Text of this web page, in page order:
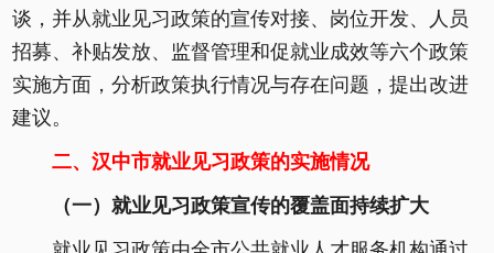
谈，并从就业见习政策的宣传对接、岗位开发、人员
招募、补贴发放、监督管理和促就业成效等六个政策
实施方面，分析政策执行情况与存在问题，提出改进
建议。
二、汉中市就业见习政策的实施情况
（一）就业见习政策宣传的覆盖面持续扩大